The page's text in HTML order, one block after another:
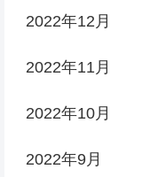
2022年12月
2022年11月
2022年10月
2022年9月